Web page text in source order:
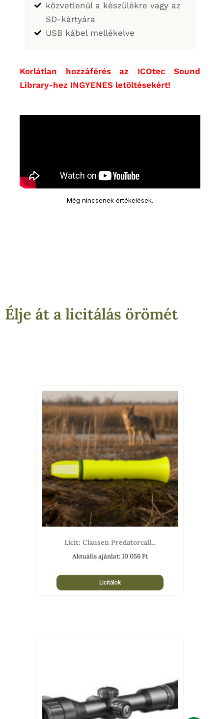
közvetlenül a készülékre vagy az
SD-kártyára
USB kábel mellékelve
Korlátlan hozzáférés az ICOtec Sound
Library-hez INGYENES letöltésekért!
Még nincsenek értékelések.
Élje át a licitálás örömét
Licit: Clausen Predatorcall...
Aktuális ajánlat:10 056Ft
Licitálok